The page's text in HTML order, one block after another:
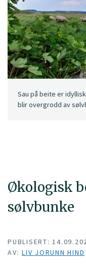
Økologisk
sølvbunke
Sau på beite er
blir overgrodd av
PUBLISERT:
AV: LIV JORUNN HIND